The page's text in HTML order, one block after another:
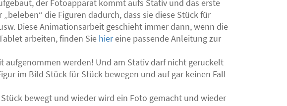
der Fotoapparat kommt aufs Stativ und das erste
die Figuren dadurch, dass sie diese Stück für
Diese Animationsarbeit geschieht immer dann, wenn die
arbeiten, finden Sie hiereine passende Anleitung zur
aufgenommen werden! Und am Stativ darf nicht geruckelt
im Bild Stück für Stück bewegen und auf gar keinen Fall
bewegt und wieder wird ein Foto gemacht und wieder